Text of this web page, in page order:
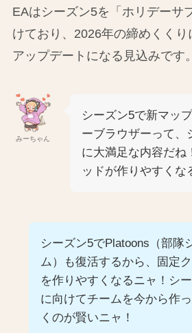
EAはシーズン5を「ホリデーサ
けており、2026年の締めくくり
アップデートになる見込みです。
みーちゃん
シーズン5で新マッ
ーブラウザーって、
に大満足な内容だね
ッドが作りやすくな
シーズン5でPlatoons（部隊
ム）も復活するから、固定
を作りやすくなるニャ！シ
に向けてチームを今から作
くのが賢いニャ！